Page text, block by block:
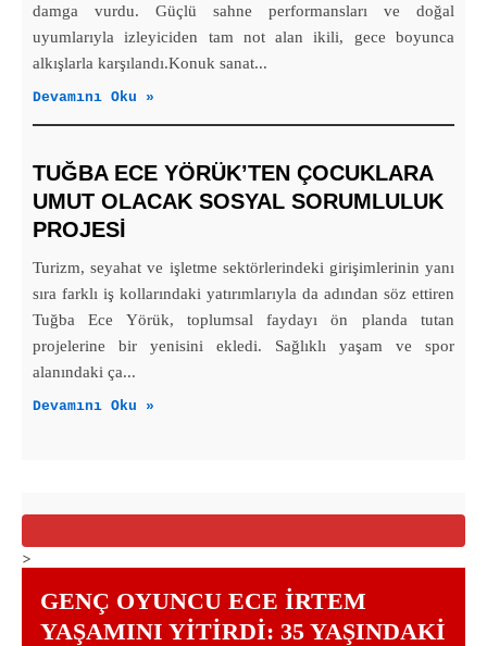
damga vurdu. Güçlü sahne performansları ve doğal
uyumlarıyla izleyiciden tam not alan ikili, gece boyunca
alkışlarla karşılandı.Konuk sanat...
Devamını Oku »
TUĞBA ECE YÖRÜK’TEN ÇOCUKLARA
UMUT OLACAK SOSYAL SORUMLULUK
PROJESİ
Turizm, seyahat ve işletme sektörlerindeki girişimlerinin yanı
sıra farklı iş kollarındaki yatırımlarıyla da adından söz ettiren
Tuğba Ece Yörük, toplumsal faydayı ön planda tutan
projelerine bir yenisini ekledi. Sağlıklı yaşam ve spor
alanındaki ça...
Devamını Oku »
>
GENÇ OYUNCU ECE İRTEM
YAŞAMINI YITIRDI: 35 YAŞINDAKI